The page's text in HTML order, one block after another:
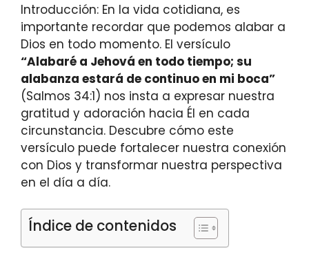
Introducción: En la vida cotidiana, es
importante recordar que podemos alabar a
Dios en todo momento. El versículo
“Alabaré a Jehová en todo tiempo; su
alabanza estará de continuo en mi boca”
(Salmos 34:1) nos insta a expresar nuestra
gratitud y adoración hacia Él en cada
circunstancia. Descubre cómo este
versículo puede fortalecer nuestra conexión
con Dios y transformar nuestra perspectiva
en el día a día.
Índice de contenidos